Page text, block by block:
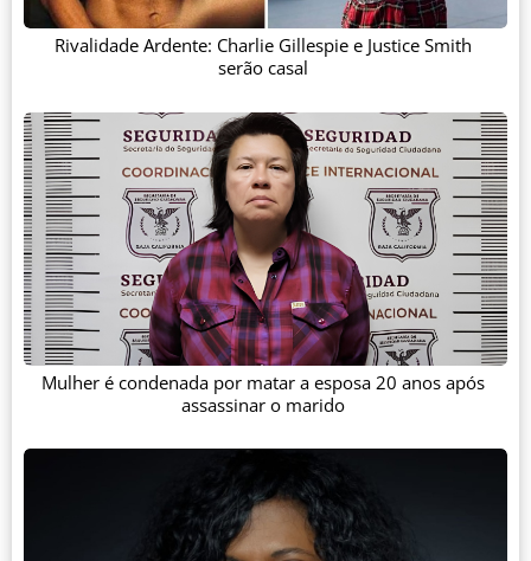
Rivalidade Ardente: Charlie Gillespie e Justice Smith
serão casal
Mulher é condenada por matar a esposa 20 anos após
assassinar o marido